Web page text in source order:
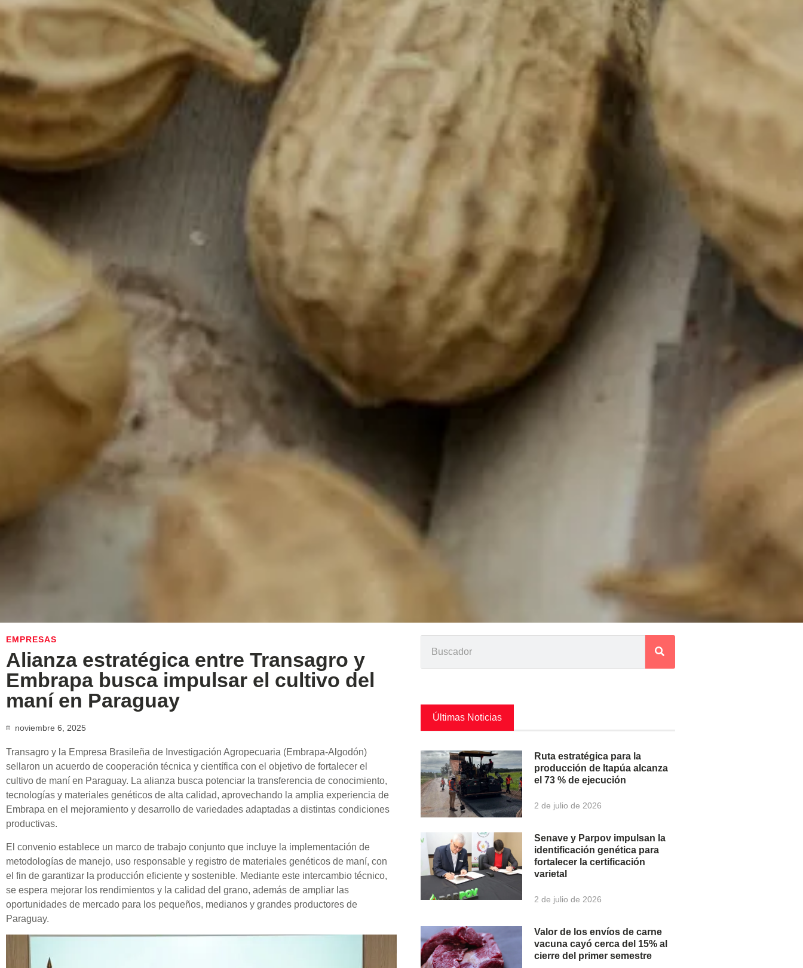
EMPRESAS
Alianza estratégica entre Transagro y
Embrapa busca impulsar el cultivo del
maní en Paraguay
noviembre 6, 2025
Transagro y la Empresa Brasileña de Investigación Agropecuaria (Embrapa-Algodón)
sellaron un acuerdo de cooperación técnica y científica con el objetivo de fortalecer el
cultivo de maní en Paraguay. La alianza busca potenciar la transferencia de conocimiento,
tecnologías y materiales genéticos de alta calidad, aprovechando la amplia experiencia de
Embrapa en el mejoramiento y desarrollo de variedades adaptadas a distintas condiciones
productivas.
El convenio establece un marco de trabajo conjunto que incluye la implementación de
metodologías de manejo, uso responsable y registro de materiales genéticos de maní, con
el fin de garantizar la producción eficiente y sostenible. Mediante este intercambio técnico,
se espera mejorar los rendimientos y la calidad del grano, además de ampliar las
oportunidades de mercado para los pequeños, medianos y grandes productores de
Paraguay.
Últimas Noticias
Ruta estratégica para la
producción de Itapúa alcanza
el 73 % de ejecución
2 de julio de 2026
Senave y Parpov impulsan la
identificación genética para
fortalecer la certificación
varietal
2 de julio de 2026
Valor de los envíos de carne
vacuna cayó cerca del 15% al
cierre del primer semestre